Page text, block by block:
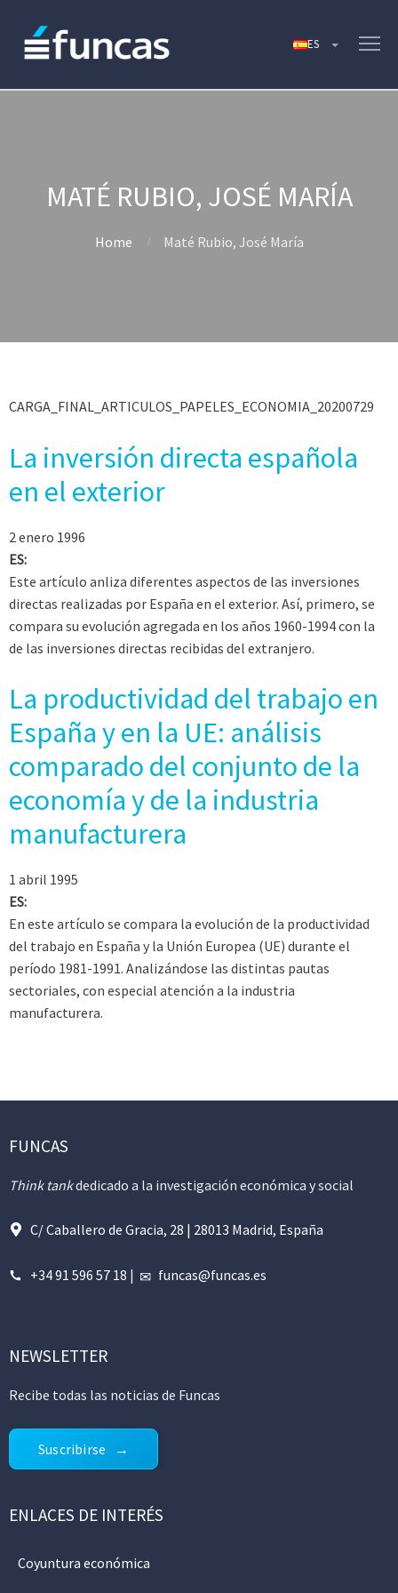
MATÉ RUBIO, JOSÉ MARÍA
Home Maté Rubio, José María
CARGA_FINAL_ARTICULOS_PAPELES_ECONOMIA_20200729
La inversión directa española
en el exterior
2 enero 1996
ES:
Este artículo anliza diferentes aspectos de las inversiones
directas realizadas por España en el exterior. Así, primero, se
compara su evolución agregada en los años 1960-1994 con la
de las inversiones directas recibidas del extranjero.
La productividad del trabajo en
España y en la UE: análisis
comparado del conjunto de la
economía y de la industria
manufacturera
1 abril 1995
ES:
En este artículo se compara la evolución de la productividad
del trabajo en España y la Unión Europea (UE) durante el
período 1981-1991. Analizándose las distintas pautas
sectoriales, con especial atención a la industria
manufacturera.
FUNCAS
Think tankdedicado a la investigación económica y social
C/ Caballero de Gracia, 28 | 28013 Madrid, España
+34 91 596 57 18 | funcas@funcas.es
NEWSLETTER
Recibe todas las noticias de Funcas
Suscribirse
ENLACES DE INTERÉS
Coyuntura económica